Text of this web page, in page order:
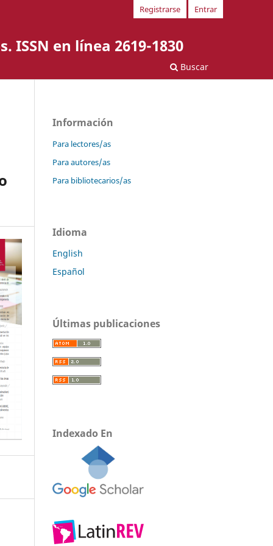
en línea 2619-1830
Buscar
Registrarse Entrar
Información
Para lectores/as
Para autores/as
Para bibliotecarios/as
Idioma
English
Español
Últimas publicaciones
Indexado En